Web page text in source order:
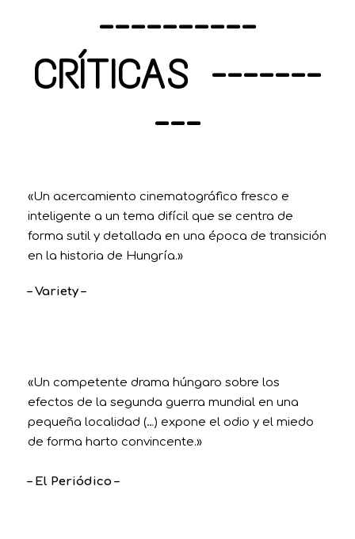
----------
CRÍTICAS -------
---
«Un acercamiento cinematográfico fresco e
inteligente a un tema difícil que se centra de
forma sutil y detallada en una época de transición
en la historia de Hungría.»
– Variety –
«Un competente drama húngaro sobre los
efectos de la segunda guerra mundial en una
pequeña localidad (…) expone el odio y el miedo
de forma harto convincente.»
– El Periódico –